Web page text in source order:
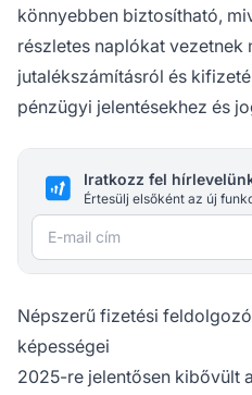
könnyebben biztosítható,
részletes naplókat vezetnek
jutalékszámításról és
pénzügyi jelentésekhez és
Iratkozz fel
Értesülj elsőként az új
E-mail cím
Népszerű fizetési
képességei
2025-re jelentősen kibővült